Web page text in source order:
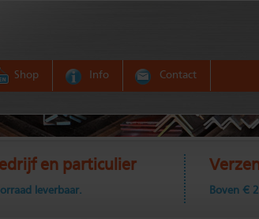
Shop Info Contact
en particulier
leverbaar. Boven €